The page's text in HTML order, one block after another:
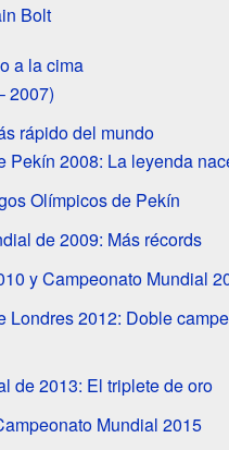
Bolt
a la cima
2007)
rápido del mundo
Pekín 2008: La leyenda
Olímpicos de Pekín
de 2009: Más récords
y Campeonato Mundial
Londres 2012: Doble
de 2013: El triplete de oro
Mundial 2015